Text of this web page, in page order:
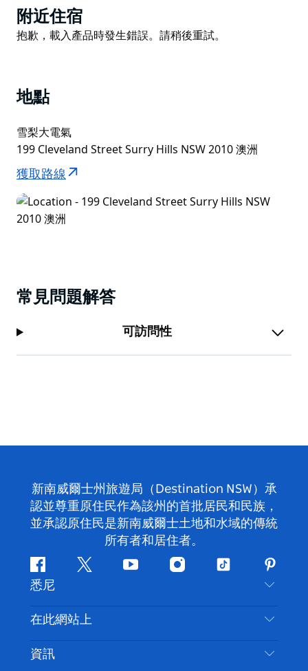
界喜愛的明星，她的表演總能精準地把握觀眾的喜好。
《La Ronde》是國際知名製作公司Strut & Fret的最新力
演出。先前作品包括享譽國際的熱門鉅作《LIMBO》、
《Blanc de Blanc》和《Blanc de Blanc Encore》。
適合15歲以上觀眾觀賞。
Product
List
附近住宿
Product
抱歉，載入產品時發生錯誤。請稍後重試。
地點
雪梨大電氣
199 Cleveland Street Surry Hills NSW 2010 澳洲
獲取路線
常見問題解答
可訪問性
新南威爾士州旅遊局（Destination NSW）承
認並尊重原住民作為該州的首批居民和民族，
並承認原住民是新南威爾士土地和水域的傳統
所有者和居住者。
Facebook嘰
喳
喳
Youtube Instagram
抖
悉尼
聯絡我們
免責聲明
隱私
在此網站上
目的地
資訊